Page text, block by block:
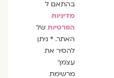
בהתאם ל
מדיניות
הפרטיותשל
האתר. * ניתן
להסיר את
עצמך
מרשימת